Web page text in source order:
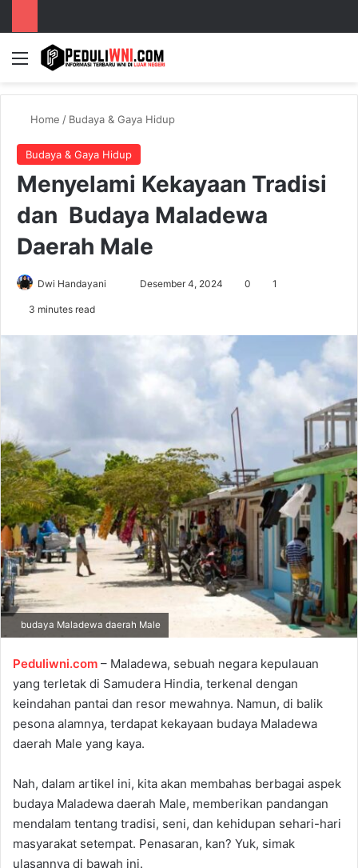
Menu
Home / Budaya & Gaya Hidup
Budaya & Gaya Hidup
Menyelami Kekayaan Tradisi
dan Budaya Maladewa
Daerah Male
Dwi Handayani
a
i
l
Desember 4, 2024 0 1
3 minutes read
budaya Maladewa daerah Male
Peduliwni.com – Maladewa, sebuah negara kepulauan
yang terletak di Samudera Hindia, terkenal dengan
keindahan pantai dan resor mewahnya. Namun, di balik
pesona alamnya, terdapat kekayaan budaya Maladewa
daerah Male yang kaya.
Nah, dalam artikel ini, kita akan membahas berbagai aspek
budaya Maladewa daerah Male, memberikan pandangan
mendalam tentang tradisi, seni, dan kehidupan sehari-hari
masyarakat setempat. Penasaran, kan? Yuk, simak
ulasannya di bawah ini.